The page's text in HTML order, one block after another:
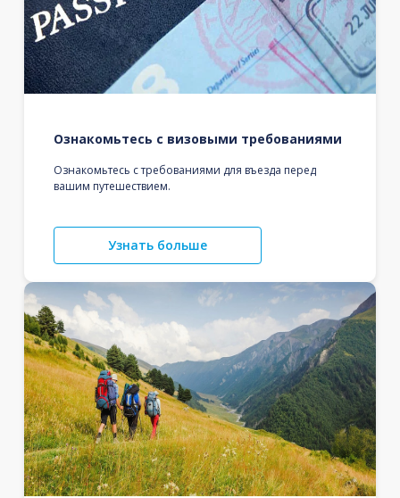
Ознакомьтесь с визовыми требованиями
Ознакомьтесь с требованиями для въезда перед
вашим путешествием.
Узнать больше